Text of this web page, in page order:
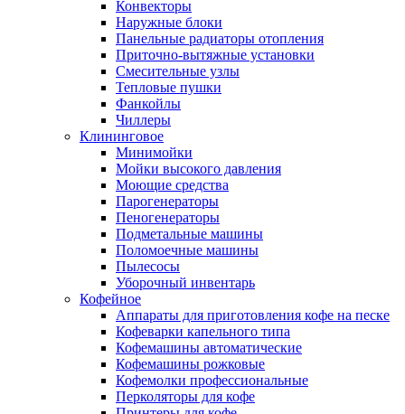
Конвекторы
Наружные блоки
Панельные радиаторы отопления
Приточно-вытяжные установки
Смесительные узлы
Тепловые пушки
Фанкойлы
Чиллеры
Клининговое
Минимойки
Мойки высокого давления
Моющие средства
Парогенераторы
Пеногенераторы
Подметальные машины
Поломоечные машины
Пылесосы
Уборочный инвентарь
Кофейное
Аппараты для приготовления кофе на песке
Кофеварки капельного типа
Кофемашины автоматические
Кофемашины рожковые
Кофемолки профессиональные
Перколяторы для кофе